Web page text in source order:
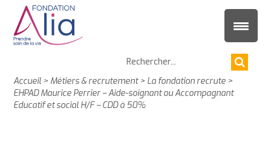
Accueil > Métiers & recrutement> La fondation recrute >
EHPAD Maurice Perrier – Aide-soignant ou Accompagnant
Educatif et social H/F – CDD à 50%